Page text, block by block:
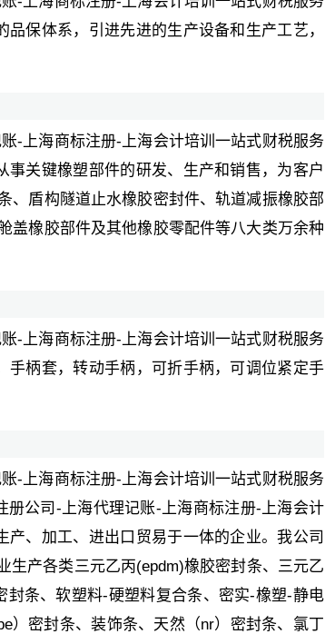
保体系，引进先进的生产设备和生产工艺，
-上海商标注册-上海会计培训一站式财税服务
关键橡塑部件的研发、生产和销售，为客户
、盾构隧道止水橡胶密封件、轨道减振橡胶部
盖橡胶部件及其他橡胶零配件等八大类万余种
-上海商标注册-上海会计培训一站式财税服务
柄套，转动手柄，可折手柄，可调位紧定手
-上海商标注册-上海会计培训一站式财税服务
公司-上海代理记账-上海商标注册-上海会计
、加工、进出口贸易于一体的企业。我公司
生产各类三元乙丙(epdm)橡胶密封条、三元乙
条、软塑料-硬塑料复合条、密实-橡塑-静电
）密封条、装饰条、天然（nr）密封条、氯丁